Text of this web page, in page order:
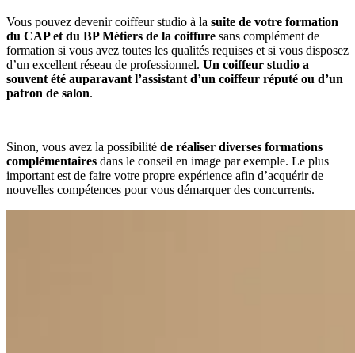
Vous pouvez devenir coiffeur studio à la suite de votre formation
du CAP et du BP Métiers de la coiffure sans complément de
formation si vous avez toutes les qualités requises et si vous disposez
d’un excellent réseau de professionnel. Un coiffeur studio a
souvent été auparavant l’assistant d’un coiffeur réputé ou d’un
patron de salon.
Sinon, vous avez la possibilité de réaliser diverses formations
complémentaires dans le conseil en image par exemple. Le plus
important est de faire votre propre expérience afin d’acquérir de
nouvelles compétences pour vous démarquer des concurrents.